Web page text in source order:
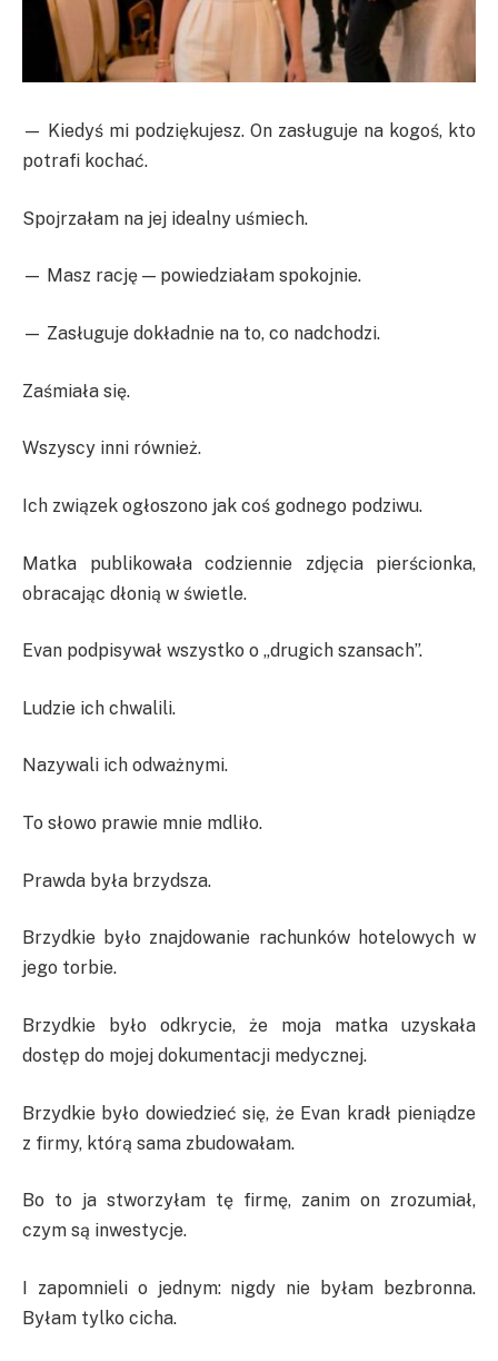
— Kiedyś mi podziękujesz. On zasługuje na kogoś, kto
potrafi kochać.
Spojrzałam na jej idealny uśmiech.
— Masz rację — powiedziałam spokojnie.
— Zasługuje dokładnie na to, co nadchodzi.
Zaśmiała się.
Wszyscy inni również.
Ich związek ogłoszono jak coś godnego podziwu.
Matka publikowała codziennie zdjęcia pierścionka,
obracając dłonią w świetle.
Evan podpisywał wszystko o „drugich szansach”.
Ludzie ich chwalili.
Nazywali ich odważnymi.
To słowo prawie mnie mdliło.
Prawda była brzydsza.
Brzydkie było znajdowanie rachunków hotelowych w
jego torbie.
Brzydkie było odkrycie, że moja matka uzyskała
dostęp do mojej dokumentacji medycznej.
Brzydkie było dowiedzieć się, że Evan kradł pieniądze
z firmy, którą sama zbudowałam.
Bo to ja stworzyłam tę firmę, zanim on zrozumiał,
czym są inwestycje.
I zapomnieli o jednym: nigdy nie byłam bezbronna.
Byłam tylko cicha.